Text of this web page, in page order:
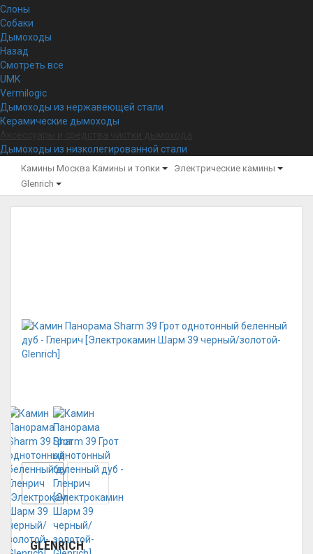
Слоны
Собаки
Дымоходы
Назад
Смотреть все
UMK
Vermilogic
Дымоходы из нержавеющей стали
Керамические дымоходы
Дымоходы из низколегированной стали
Камины Москва Камины и топки
Электрические камины
Glenrich
GLENRICH